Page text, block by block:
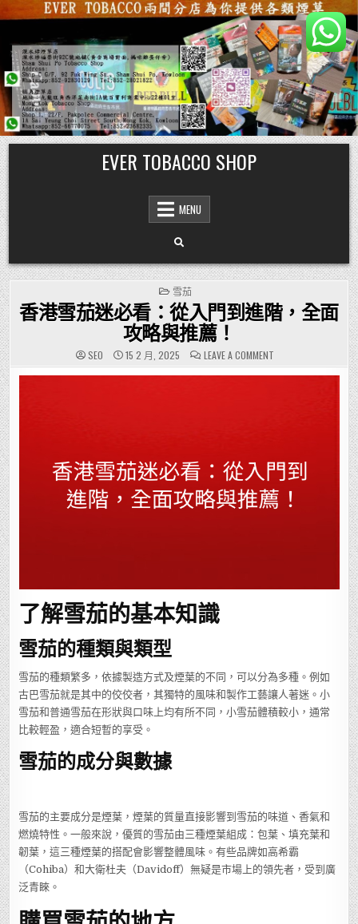
Skip
to
content
EVER TOBACCO SHOP
MENU
POSTED
IN
雪茄
香港雪茄迷必看：從入門到進階，全面
攻略與推薦！
SEO 15 2 月, 2025 LEAVE A COMMENT
香
港
到
進
階，
全
面
攻
了解雪茄的基本知識
雪茄的種類與類型
雪茄的種類繁多，依據製造方式及煙葉的不同，可以分為多種。例如
古巴雪茄就是其中的佼佼者，其獨特的風味和製作工藝讓人著迷。小
雪茄和普通雪茄在形狀與口味上均有所不同，小雪茄體積較小，通常
比較輕盈，適合短暫的享受。
雪茄的成分與數據
雪茄的主要成分是煙葉，煙葉的質量直接影響到雪茄的味道、香氣和
燃燒特性。一般來說，優質的雪茄由三種煙葉組成：包葉、填充葉和
韌葉，這三種煙葉的搭配會影響整體風味。有些品牌如高希霸
（Cohiba）和大衛杜夫（Davidoff）無疑是市場上的領先者，受到廣
泛青睞。